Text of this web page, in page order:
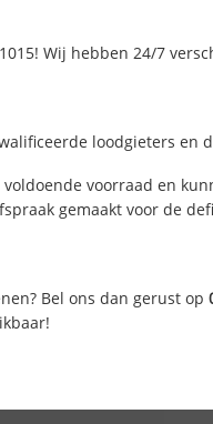
Wij hebben 24/7
loodgieters en
voorraad en
gemaakt voor de
Bel ons dan gerust op